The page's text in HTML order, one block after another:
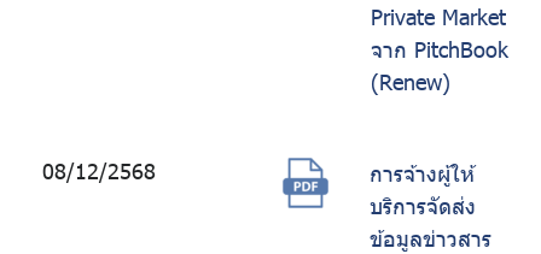
Private Market
จาก PitchBook
(Renew)
08/12/2568
การจ้างผู้ให้
บริการจัดส่ง
ข้อมูลข่าวสาร